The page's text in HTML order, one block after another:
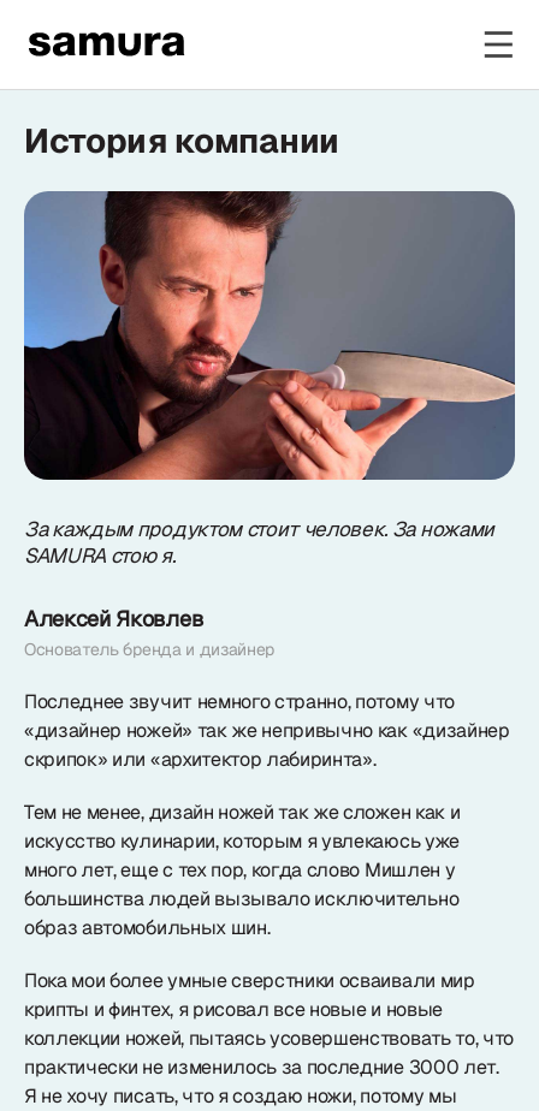
Войти в личный кабинет
Каталог
Смотреть весь каталог
Новинки NEW
Коллекции
Ножи по назначению
Популярные подборки
Аксессуары
Подарочные карты
Спецпредложения и уценка
История компании
За каждым продуктом стоит человек. За ножами
SAMURA стою я.
Алексей Яковлев
Основатель бренда и дизайнер
Последнее звучит немного странно, потому что
«дизайнер ножей» так же непривычно как «дизайнер
скрипок» или «архитектор лабиринта».
Тем не менее, дизайн ножей так же сложен как и
искусство кулинарии, которым я увлекаюсь уже
много лет, еще с тех пор, когда слово Мишлен у
большинства людей вызывало исключительно
образ автомобильных шин.
Пока мои более умные сверстники осваивали мир
крипты и финтех, я рисовал все новые и новые
коллекции ножей, пытаясь усовершенствовать то, что
практически не изменилось за последние 3000 лет.
Я не хочу писать, что я создаю ножи, потому мы